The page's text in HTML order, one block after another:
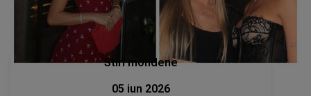
Stiri mondene
05 iun 2026